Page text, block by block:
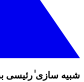
شبیه سازی ٰرئیسی